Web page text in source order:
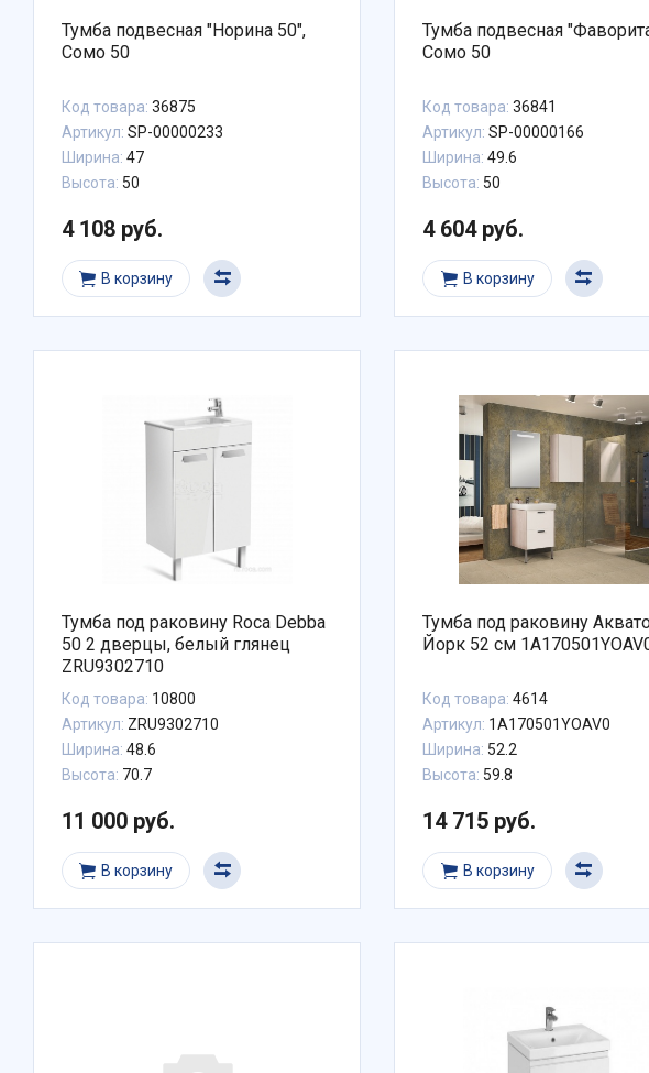
Тумба подвесная "Норина 50",
Сомо 50
Код товара: 36875
Артикул: SP-00000233
Ширина: 47
Высота: 50
4 108 руб.
В корзину
Тумба подвесная
Сомо 50
Код товара: 36841
Артикул: SP-00000166
Ширина: 49.6
Высота: 50
4 604 руб.
В корзину
Тумба под раковину Roca Debba
50 2 дверцы, белый глянец
ZRU9302710
Код товара: 10800
Артикул: ZRU9302710
Ширина: 48.6
Высота: 70.7
11 000 руб.
В корзину
Тумба под раковину
Йорк 52 см
Код товара: 4614
Артикул: 1A170501YOAV0
Ширина: 52.2
Высота: 59.8
14 715 руб.
В корзину